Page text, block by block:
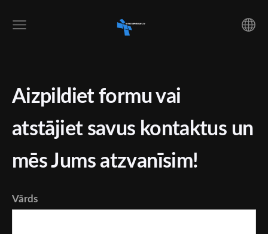
Aizpildiet formu vai
atstājiet savus kontaktus un
mēs Jums atzvanīsim!
Vārds